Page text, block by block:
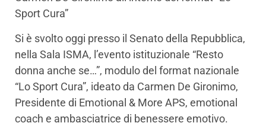
Sport Cura”
Si è svolto oggi presso il Senato della Repubblica,
nella Sala ISMA, l’evento istituzionale “Resto
donna anche se…”, modulo del format nazionale
“Lo Sport Cura”, ideato da Carmen De Gironimo,
Presidente di Emotional & More APS, emotional
coach e ambasciatrice di benessere emotivo.